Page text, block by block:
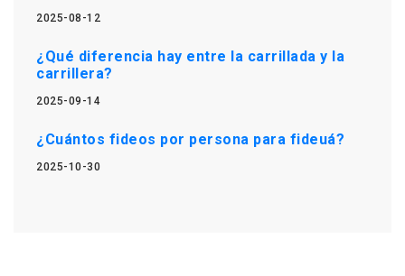
2025-08-12
¿Qué diferencia hay entre la carrillada y la
carrillera?
2025-09-14
¿Cuántos fideos por persona para fideuá?
2025-10-30